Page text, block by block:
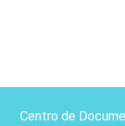
Centro de